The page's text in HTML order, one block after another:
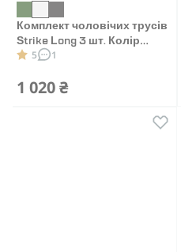
Комплект чоловічих трусів
Strike Long 3 шт. Колір
білий, сірий, чорний. Розмір
5 1
1 020 ₴